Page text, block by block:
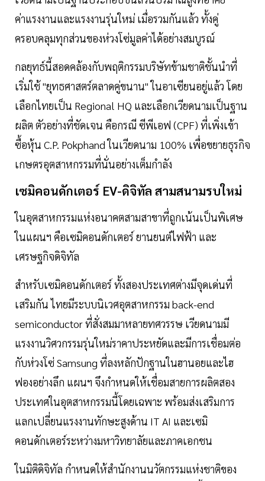
ค่าแรงงานและแรงงานรุ่นใหม่ เมื่อรวมกันแล้ว ทั้งคู่
ครอบคลุมทุกส่วนของห่วงโซ่มูลค่าได้อย่างสมบูรณ์
กลยุทธ์นี้สอดคล้องกับพฤติกรรมบริษัทข้ามชาติชั้นนำที่
เริ่มใช้ "ยุทธศาสตร์ตลาดคู่ขนาน" ในอาเซียนอยู่แล้ว โดย
เลือกไทยเป็น Regional HQ และเลือกเวียดนามเป็นฐาน
ผลิต ตัวอย่างที่ชัดเจน คือกรณี ซีพีเอฟ (CPF) ที่เพิ่งเข้า
ซื้อหุ้น C.P. Pokphand ในเวียดนาม 100% เพื่อขยายธุรกิจ
เกษตรอุตสาหกรรมที่นั่นอย่างเต็มกำลัง
เซมิคอนดักเตอร์ EV-ดิจิทัล สามสนามรบใหม่
ในอุตสาหกรรมแห่งอนาคตสามสาขาที่ถูกเน้นเป็นพิเศษ
ในแผนฯ คือเซมิคอนดักเตอร์ ยานยนต์ไฟฟ้า และ
เศรษฐกิจดิจิทัล
สำหรับเซมิคอนดักเตอร์ ทั้งสองประเทศต่างมีจุดเด่นที่
เสริมกัน ไทยมีระบบนิเวศอุตสาหกรรม back-end
semiconductor ที่สั่งสมมาหลายทศวรรษ เวียดนามมี
แรงงานวิศวกรรมรุ่นใหม่ราคาประหยัดและมีการเชื่อมต่อ
กับห่วงโซ่ Samsung ที่ลงหลักปักฐานในฮานอยและไฮ
ฟองอย่างลึก แผนฯ จึงกำหนดให้เชื่อมสายการผลิตสอง
ประเทศในอุตสาหกรรมนี้โดยเฉพาะ พร้อมส่งเสริมการ
แลกเปลี่ยนแรงงานทักษะสูงด้าน IT AI และเซมิ
คอนดักเตอร์ระหว่างมหาวิทยาลัยและภาคเอกชน
ในมิติดิจิทัล กำหนดให้สำนักงานนวัตกรรมแห่งชาติของ